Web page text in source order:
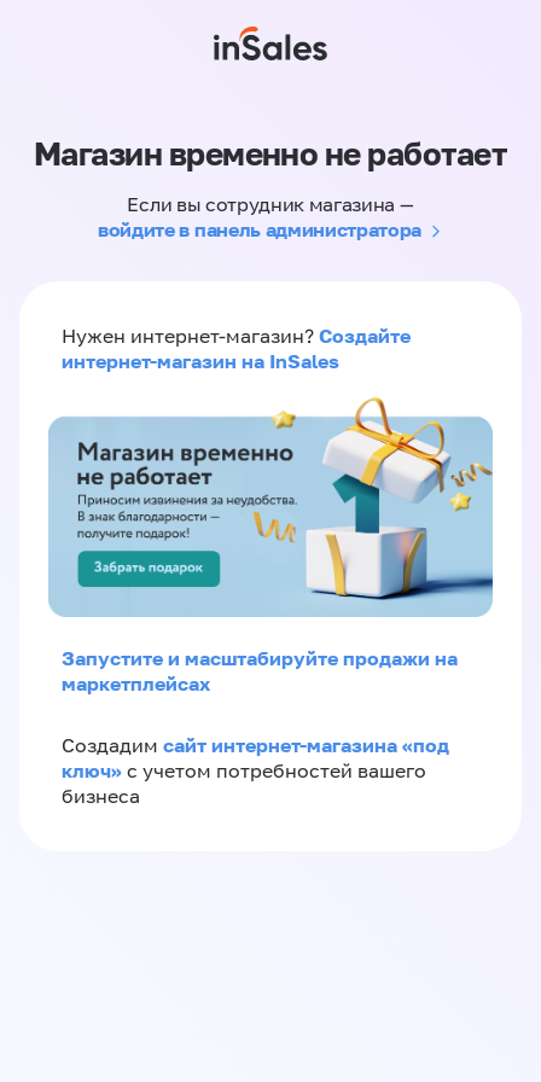
Магазин временно не работает
Если вы сотрудник магазина —
войдите в панель администратора
Нужен интернет-магазин? Создайте
интернет-магазин на InSales
Запустите и масштабируйте продажи на
маркетплейсах
Создадим сайт интернет-магазина «под
ключ» с учетом потребностей вашего
бизнеса